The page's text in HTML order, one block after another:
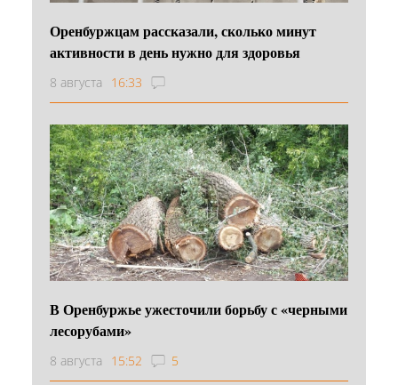
Оренбуржцам рассказали, сколько минут
активности в день нужно для здоровья
8 августа 16:33
В Оренбуржье ужесточили борьбу с «черными
лесорубами»
8 августа 15:52 5